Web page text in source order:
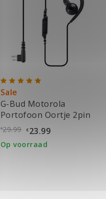
Sale
G-Bud Motorola
Portofoon Oortje 2pin
€29.99 €23.99
Op voorraad